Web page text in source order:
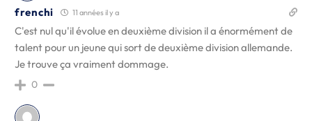
frenchi 11 années il y a
C'est nul qu'il évolue en deuxième division il a énormément de
talent pour un jeune qui sort de deuxième division allemande.
Je trouve ça vraiment dommage.
0